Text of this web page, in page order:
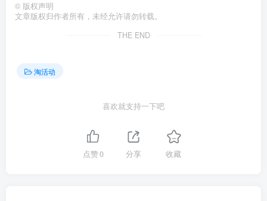
© 版权声明
文章版权归作者所有，未经允许请勿转载。
THE END
淘活动
喜欢就支持一下吧
点赞0 分享 收藏